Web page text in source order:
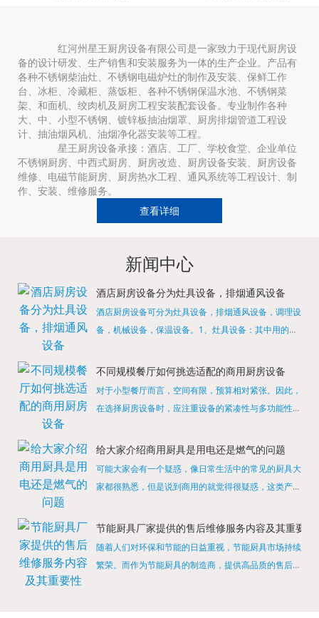
红河州星王厨房设备有限公司是一家致力于现代厨房设
备的设计研发、生产销售和安装服务为一体的生产企业。产品有
各种不锈钢柴油灶、不锈钢电磁炉灶的制作及安装、保鲜工作
台、冰柜、冷藏柜、蒸饭柜、各种不锈钢保温水池、不锈钢菜
架、和面机、绞肉机及厨房工程安装配套设备。专业制作各种
大、中、小型不锈钢、镀锌板抽油烟罩、厨房排烟管道工程设
计、抽油烟风机、油烟净化器安装等工程。
星王厨房设备承接：酒店、工厂、学校食堂、企业单位
不锈钢厨房、中西式厨房、厨房改造、厨房设备安装、厨房设备
维修、电磁节能厨房、厨房热水工程、通风系统等工程设计、制
作、安装、维修服务。
查看详细
新闻中心
酒店厨房设备分为灶具设备，排烟通风设备
酒店厨房设备可分为灶具设备，排烟通风设备，调理设
备，机械设备，保温设备。1、灶具设备：其中用的较
缺少的，经过相关检测证明的合格设备才能进行使用，
不同规模餐厅如何挑选适配的商用厨房设备
对于小型餐厅而言，空间有限，预算相对紧张。因此，
在选择厨房设备时，应注重设备的紧凑性与多功能性。
烹饪设备，既能节省空间，又能满足多样化的烹饪需
给大家介绍商用厨具是用电还是燃气的问题
可能大家会有一个疑惑，像日常生活中的常见的厨具大
家都很熟悉，但是说到商用的就觉得很疑惑，这类产品
店用的就是商用的吗?还真别说，真被大家猜对了，这
节能厨具厂家提供的售后维修服务内容及其重要性
随着人们对环保和节能的日益重视，节能厨具市场持续
繁荣。而作为节能厨具的制造商，提供高品质的售后维